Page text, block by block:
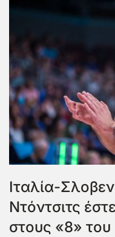
Ιταλία-
Ντόντσιτς
στους «8»